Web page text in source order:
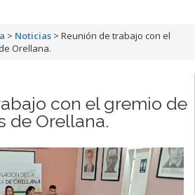
> Noticias > Reunión de trabajo con el
Orellana.
con el gremio de
de Orellana.